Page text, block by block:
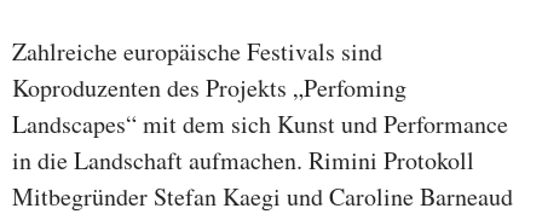
Zahlreiche europäische Festivals sind
Koproduzenten des Projekts „Perfoming
Landscapes“ mit dem sich Kunst und Performance
in die Landschaft aufmachen. Rimini Protokoll
Mitbegründer Stefan Kaegi und Caroline Barneaud